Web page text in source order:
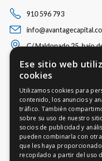
910 596 793
C/ Maldonado 25, bajo
Ese sitio web
cookies
Utilizamos cookies para
contenido, los anuncios y
tráfico. También
sobre su uso de nuestro
socios de publicidad y
pueden combinarla con
que les haya
recopilado a partir del uso